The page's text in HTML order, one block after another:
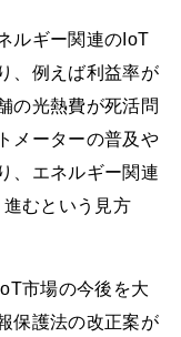
ルギー関連のIoT
、例えば利益率が
の光熱費が死活問
メーターの普及や
、エネルギー関連
むという見方
市場の今後を大
保護法の改正案が